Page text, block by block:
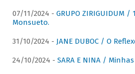
07/11/2024 - GRUPO ZIRIGUIDUM /
Monsueto.
31/10/2024 - JANE DUBOC / O
24/10/2024 - SARA E NINA /